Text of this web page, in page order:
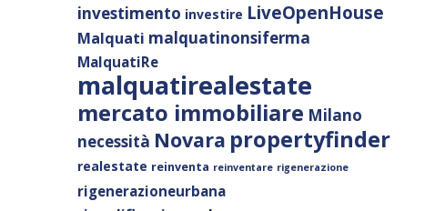
investimento investire LiveOpenHouse
Malquati malquatinonsiferma
MalquatiRe
malquatirealestate
mercato immobiliare Milano
necessità Novara propertyfinder
realestate reinventa reinventare rigenerazione
rigenerazioneurbana